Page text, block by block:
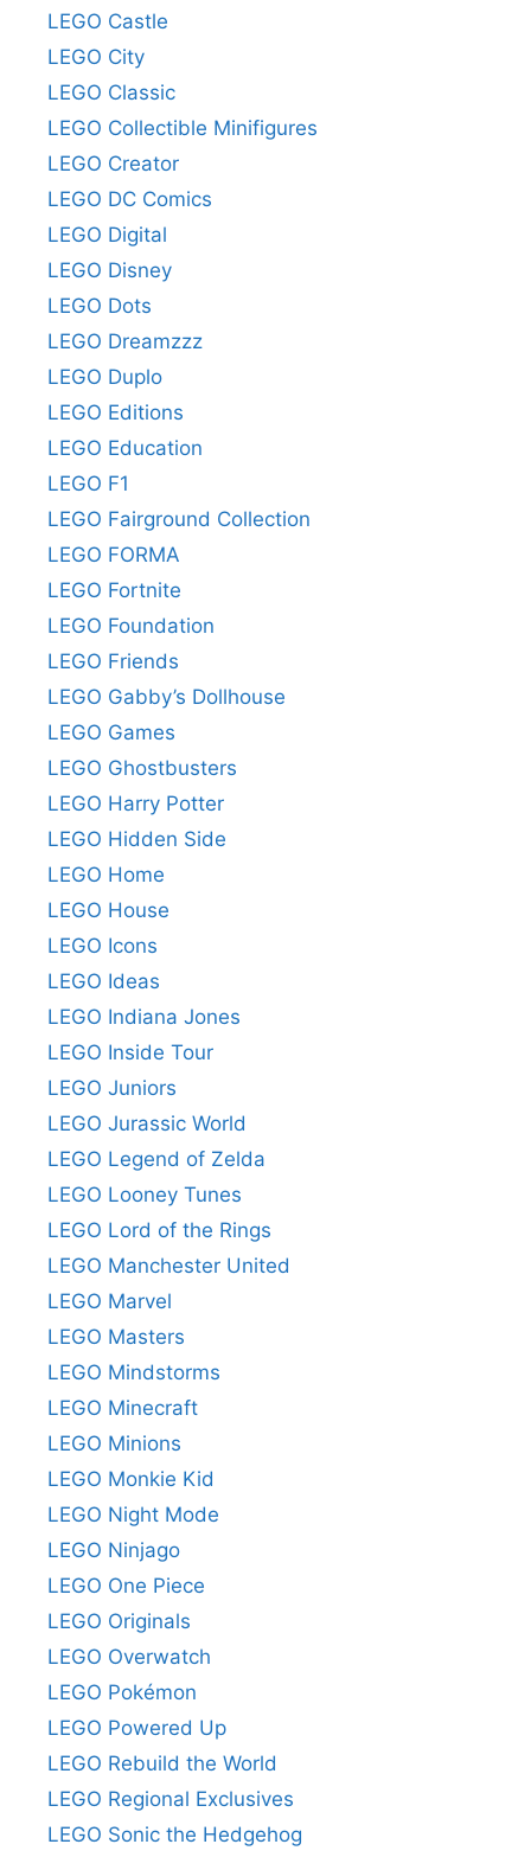
LEGO Castle
LEGO City
LEGO Classic
LEGO Collectible Minifigures
LEGO Creator
LEGO DC Comics
LEGO Digital
LEGO Disney
LEGO Dots
LEGO Dreamzzz
LEGO Duplo
LEGO Editions
LEGO Education
LEGO F1
LEGO Fairground Collection
LEGO FORMA
LEGO Fortnite
LEGO Foundation
LEGO Friends
LEGO Gabby’s Dollhouse
LEGO Games
LEGO Ghostbusters
LEGO Harry Potter
LEGO Hidden Side
LEGO Home
LEGO House
LEGO Icons
LEGO Ideas
LEGO Indiana Jones
LEGO Inside Tour
LEGO Juniors
LEGO Jurassic World
LEGO Legend of Zelda
LEGO Looney Tunes
LEGO Lord of the Rings
LEGO Manchester United
LEGO Marvel
LEGO Masters
LEGO Mindstorms
LEGO Minecraft
LEGO Minions
LEGO Monkie Kid
LEGO Night Mode
LEGO Ninjago
LEGO One Piece
LEGO Originals
LEGO Overwatch
LEGO Pokémon
LEGO Powered Up
LEGO Rebuild the World
LEGO Regional Exclusives
LEGO Sonic the Hedgehog